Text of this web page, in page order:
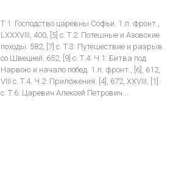
Т.1: Господство царевны Софьи. 1 л. фронт.,
LXXXVIII, 400, [5] с. Т.2: Потешные и Азовские
походы. 582, [7] с. Т.3: Путешествие и разрыв
со Швецией. 652, [9] с. Т.4. Ч.1: Битва под
Нарвою и начало побед. 1 л. фронт., [6], 612,
VIII с. Т.4. Ч.2: Приложения. [4], 672, XXVIII, [1]
с. Т.6: Царевич Алексей Петрович.…